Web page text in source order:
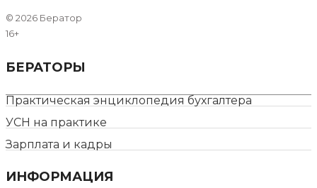
© 2026 Бератор
16+
БЕРАТОРЫ
Практическая энциклопедия бухгалтера
УСН на практике
Зарплата и кадры
ИНФОРМАЦИЯ